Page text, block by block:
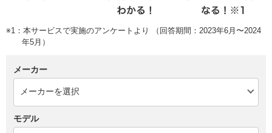
※1：本サービスで実施のアンケートより （回答期間：2023年6月〜2024
年5月）
メーカー
モデル